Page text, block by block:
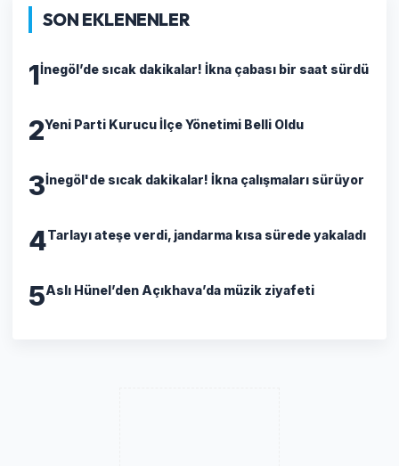
SON EKLENENLER
1İnegöl’de sıcak dakikalar! İkna çabası bir saat sürdü
2Yeni Parti Kurucu İlçe Yönetimi Belli Oldu
3İnegöl'de sıcak dakikalar! İkna çalışmaları sürüyor
4Tarlayı ateşe verdi, jandarma kısa sürede yakaladı
5Aslı Hünel’den Açıkhava’da müzik ziyafeti